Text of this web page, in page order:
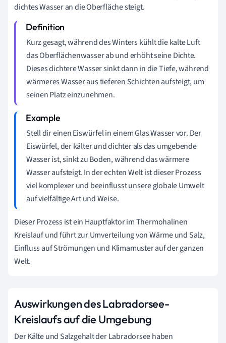
dichtes Wasser an die Oberfläche steigt.
Kurz gesagt, während des Winters kühlt die kalte Luft
das Oberflächenwasser ab und erhöht seine Dichte.
Dieses dichtere Wasser sinkt dann in die Tiefe, während
wärmeres Wasser aus tieferen Schichten aufsteigt, um
seinen Platz einzunehmen.
Stell dir einen Eiswürfel in einem Glas Wasser vor. Der
Eiswürfel, der kälter und dichter als das umgebende
Wasser ist, sinkt zu Boden, während das wärmere
Wasser aufsteigt. In der echten Welt ist dieser Prozess
viel komplexer und beeinflusst unsere globale Umwelt
auf vielfältige Art und Weise.
Dieser Prozess ist ein Hauptfaktor im Thermohalinen
Kreislauf und führt zur Umverteilung von Wärme und Salz,
Einfluss auf Strömungen und Klimamuster auf der ganzen
Welt.
Auswirkungen des Labradorsee-
Kreislaufs auf die Umgebung
Der Kälte und Salzgehalt der Labradorsee haben